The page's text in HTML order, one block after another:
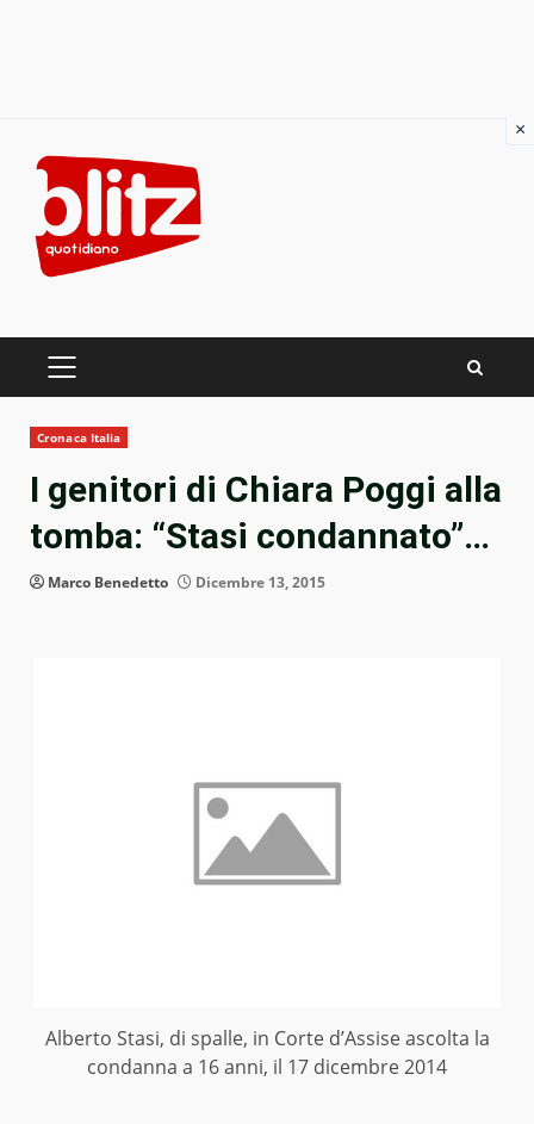
content
PRIMARY
Cronaca Italia
I genitori di Chiara Poggi alla
tomba: “Stasi condannato”…
Marco Benedetto Dicembre 13, 2015
Alberto Stasi, di spalle, in Corte d’Assise ascolta la
condanna a 16 anni, il 17 dicembre 2014
×